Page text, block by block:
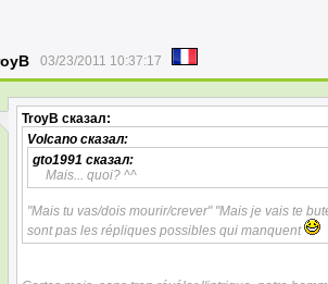
03/23/2011 10:37:17
TroyB сказал:
Volcano сказал:
gto1991 сказал:
Mais... quoi? ^^
"Mais tu vas/dois mourir/crever" "Mais je vais te
sont pas les répliques possibles qui manquent